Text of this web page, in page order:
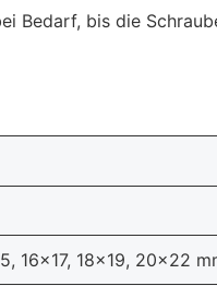
Bedarf, bis die
16x17, 18x19, 20x22